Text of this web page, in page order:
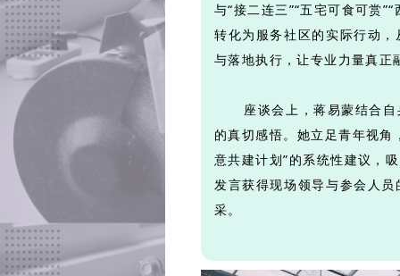
与“接二连三”“五宅可食可赏
转化为服务社区的实际行动
与落地执行，让专业力量真正
座谈会上，蒋易蒙结合自
的真切感悟。她立足青年视
意共建计划”的系统性建议，
发言获得现场领导与参会人
采。